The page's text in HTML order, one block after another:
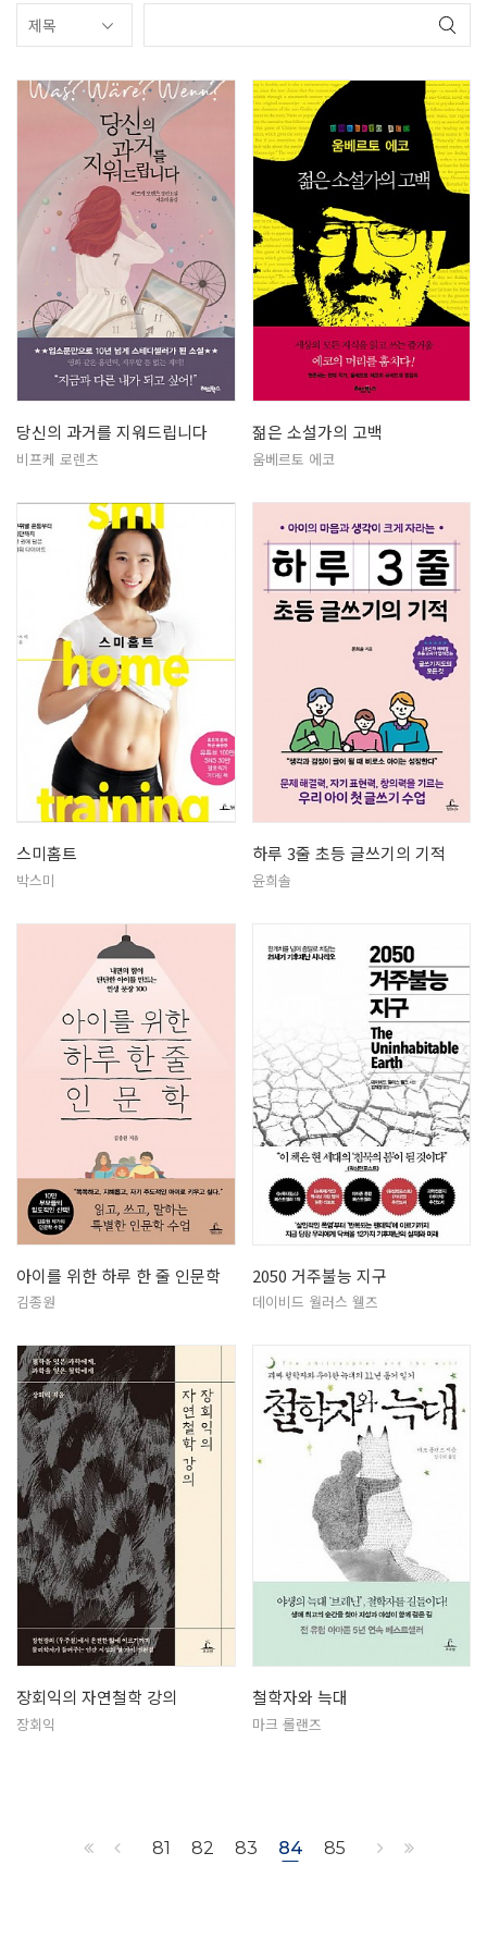
당신의 과거를 지워드립니다
비프케 로렌츠
젊은 소설가의 고백
움베르토 에코
스미홈트
박스미
하루 3줄 초등 글쓰기의 기적
윤희솔
아이를 위한 하루 한 줄 인문학
김종원
2050 거주불능 지구
데이비드 월러스 웰즈
장회익의 자연철학 강의
장회익
철학자와 늑대
마크 롤랜즈
81 82 83 84 85